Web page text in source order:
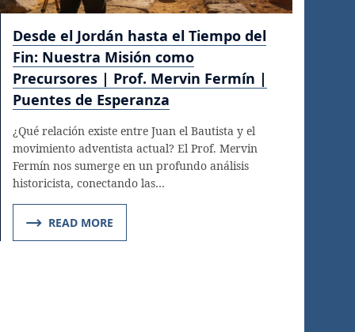
Desde el Jordán hasta el Tiempo del
Fin: Nuestra Misión como
Precursores | Prof. Mervin Fermín |
Puentes de Esperanza
¿Qué relación existe entre Juan el Bautista y el
movimiento adventista actual? El Prof. Mervin
Fermín nos sumerge en un profundo análisis
historicista, conectando las…
READ MORE